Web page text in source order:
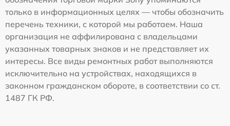
только в информационных целях — чтобы обозначить
перечень техники, с которой мы работаем. Наша
организация не аффилирована с владельцами
указанных товарных знаков и не представляет их
интересы. Все виды ремонтных работ выполняются
исключительно на устройствах, находящихся в
законном гражданском обороте, в соответствии со ст.
1487 ГК РФ.